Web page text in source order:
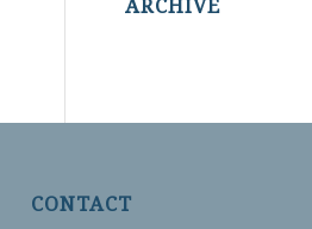
ARCHIVE
CONTACT